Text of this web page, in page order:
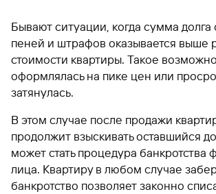
Бывают ситуации, когда сумма долга
пеней и штрафов оказывается выше
стоимости квартиры. Такое
оформлялась на пике цен или
затянулась.
В этом случае после продажи
продолжит взыскивать оставшийся
может стать процедура банкротства
лица. Квартиру в любом случае
банкротство позволяет законно